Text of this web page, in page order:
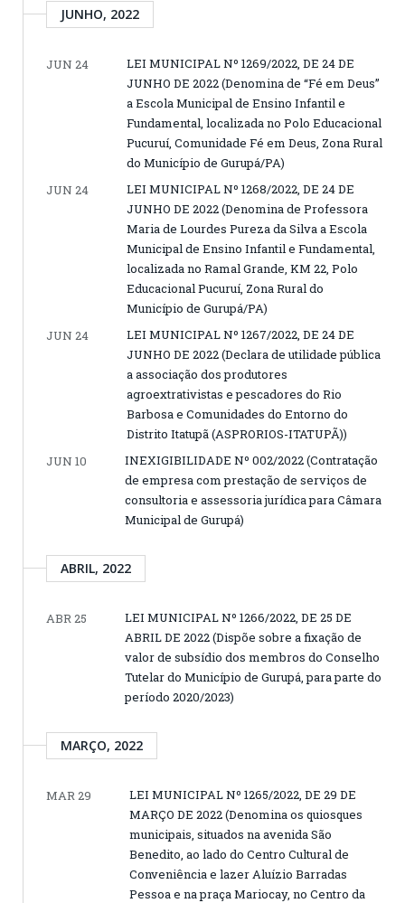
JUNHO, 2022
JUN 24
LEI MUNICIPAL Nº 1269/2022, DE 24 DE
JUNHO DE 2022 (Denomina de “Fé em Deus”
a Escola Municipal de Ensino Infantil e
Fundamental, localizada no Polo Educacional
Pucuruí, Comunidade Fé em Deus, Zona Rural
do Município de Gurupá/PA)
JUN 24
LEI MUNICIPAL Nº 1268/2022, DE 24 DE
JUNHO DE 2022 (Denomina de Professora
Maria de Lourdes Pureza da Silva a Escola
Municipal de Ensino Infantil e Fundamental,
localizada no Ramal Grande, KM 22, Polo
Educacional Pucuruí, Zona Rural do
Município de Gurupá/PA)
JUN 24
LEI MUNICIPAL Nº 1267/2022, DE 24 DE
JUNHO DE 2022 (Declara de utilidade pública
a associação dos produtores
agroextrativistas e pescadores do Rio
Barbosa e Comunidades do Entorno do
Distrito Itatupã (ASPRORIOS-ITATUPÃ))
JUN 10
INEXIGIBILIDADE Nº 002/2022 (Contratação
de empresa com prestação de serviços de
consultoria e assessoria jurídica para Câmara
Municipal de Gurupá)
ABRIL, 2022
ABR 25
LEI MUNICIPAL Nº 1266/2022, DE 25 DE
ABRIL DE 2022 (Dispõe sobre a fixação de
valor de subsídio dos membros do Conselho
Tutelar do Município de Gurupá, para parte do
período 2020/2023)
MARÇO, 2022
MAR 29
LEI MUNICIPAL Nº 1265/2022, DE 29 DE
MARÇO DE 2022 (Denomina os quiosques
municipais, situados na avenida São
Benedito, ao lado do Centro Cultural de
Conveniência e lazer Aluízio Barradas
Pessoa e na praça Mariocay, no Centro da